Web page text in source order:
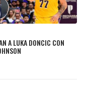
A LUKA DONCIC CON